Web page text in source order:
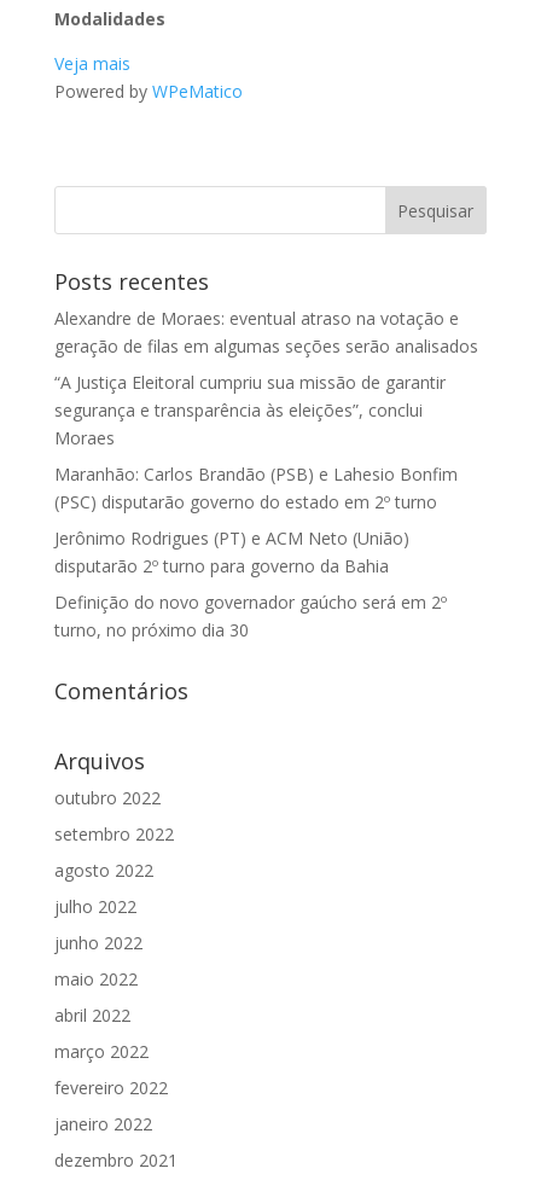
Modalidades
Veja mais
Powered by WPeMatico
Posts recentes
Alexandre de Moraes: eventual atraso na votação e
geração de filas em algumas seções serão analisados
“A Justiça Eleitoral cumpriu sua missão de garantir
segurança e transparência às eleições”, conclui
Moraes
Maranhão: Carlos Brandão (PSB) e Lahesio Bonfim
(PSC) disputarão governo do estado em 2º turno
Jerônimo Rodrigues (PT) e ACM Neto (União)
disputarão 2º turno para governo da Bahia
Definição do novo governador gaúcho será em 2º
turno, no próximo dia 30
Comentários
Arquivos
outubro 2022
setembro 2022
agosto 2022
julho 2022
junho 2022
maio 2022
abril 2022
março 2022
fevereiro 2022
janeiro 2022
dezembro 2021